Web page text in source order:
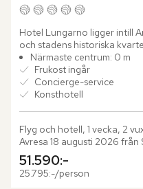
Hotel Lungarno ligger intill
och stadens historiska
avslappnad färgpalett i
Närmaste centrum: 0 m
Frukost ingår
Concierge-service
Konsthotell
Flyg och hotell, 1 vecka, 2
Avresa 18 augusti 2026 från
51.590:-
25.795:-/person